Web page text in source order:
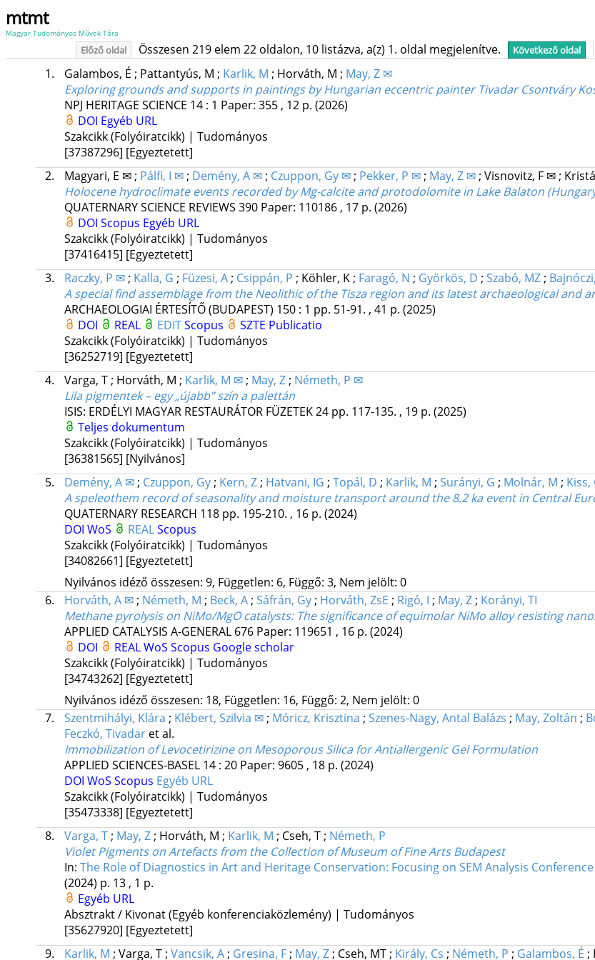
mtmt
Magyar Tudományos Művek Tára
Előző oldal Összesen 219 elem 22 oldalon, 10 listázva, a(z) 1. oldal megjelenítve. Következő oldal
1. Galambos, É ; Pattantyús, M ; Karlik, M ; Horváth, M ; May, Z ✉
Exploring grounds and supports in paintings by Hungarian eccentric painter Tivadar Csontváry
NPJ HERITAGE SCIENCE 14: 1 Paper: 355 , 12 p. (2026)
DOI Egyéb URL
Szakcikk (Folyóiratcikk) | Tudományos
[37387296] [Egyeztetett]
2.
Magyari, E ✉; Pálfi, I ✉; Demény, A ✉; Czuppon, Gy ✉; Pekker, P ✉; May, Z ✉; Visnovitz, F ✉;
Holocene hydroclimate events recorded by Mg-calcite and protodolomite in Lake Balaton
QUATERNARY SCIENCE REVIEWS 390 Paper: 110186 , 17 p. (2026)
DOI Scopus Egyéb URL
Szakcikk (Folyóiratcikk) | Tudományos
[37416415] [Egyeztetett]
3.
Raczky, P ✉; Kalla, G ; Füzesi, A; Csippán, P ; Köhler, K; Faragó, N ; Györkös, D ; Szabó, MZ;
A special find assemblage from the Neolithic of the Tisza region and its latest archaeological and
ARCHAEOLOGIAI ÉRTESÍTŐ (BUDAPEST) 150: 1 pp. 51-91. , 41 p. (2025)
DOI
REAL EDITScopus
SZTE Publicatio
Szakcikk (Folyóiratcikk) | Tudományos
[36252719] [Egyeztetett]
4.
Varga, T; Horváth, M ; Karlik, M ✉; May, Z; Németh, P ✉
Lila pigmentek – egy „újabb” szín a palettán
ISIS: ERDÉLYI MAGYAR RESTAURÁTOR FÜZETEK24 pp. 117-135. , 19 p. (2025)
Teljes dokumentum
Szakcikk (Folyóiratcikk) | Tudományos
[36381565] [Nyilvános]
5.
Demény, A ✉; Czuppon, Gy; Kern, Z; Hatvani, IG ; Topál, D ; Karlik, M ; Surányi, G ; Molnár, M ; Kiss,
A speleothem record of seasonality and moisture transport around the 8.2 ka event in Central
QUATERNARY RESEARCH 118 pp. 195-210. , 16 p. (2024)
DOI WoS REALScopus
Szakcikk (Folyóiratcikk) | Tudományos
[34082661] [Egyeztetett]
Nyilvános idéző összesen: 9, Független: 6, Függő: 3, Nem jelölt: 0
6.
Horváth, A ✉; Németh, M ; Beck, A; Sáfrán, Gy; Horváth, ZsE ; Rigó, I ; May, Z; Korányi, TI
Methane pyrolysis on NiMo/MgO catalysts: The significance of equimolar NiMo alloy resisting
APPLIED CATALYSIS A-GENERAL 676 Paper: 119651 , 16 p. (2024)
DOI
REALWoS Scopus Google scholar
Szakcikk (Folyóiratcikk) | Tudományos
[34743262] [Egyeztetett]
Nyilvános idéző összesen: 18, Független: 16, Függő: 2, Nem jelölt: 0
7.
Szentmihályi, Klára ; Klébert, Szilvia ✉; Móricz, Krisztina ; Szenes-Nagy, Antal Balázs ; May, Zoltán ;
Feczkó, Tivadar et al.
Immobilization of Levocetirizine on Mesoporous Silica for Antiallergenic Gel Formulation
APPLIED SCIENCES-BASEL 14: 20 Paper: 9605 , 18 p. (2024)
DOI WoS Scopus Egyéb URL
Szakcikk (Folyóiratcikk) | Tudományos
[35473338] [Egyeztetett]
8.
Varga, T; May, Z; Horváth, M ; Karlik, M ; Cseh, T; Németh, P
Violet Pigments on Artefacts from the Collection of Museum of Fine Arts Budapest
In: The Role of Diagnostics in Art and Heritage Conservation: Focusing on SEM Analysis
(2024) p. 13 , 1 p.
Egyéb URL
Absztrakt / Kivonat (Egyéb konferenciaközlemény) | Tudományos
[35627920] [Egyeztetett]
9.
Karlik, M ; Varga, T; Vancsik, A; Gresina, F; May, Z; Cseh, MT; Király, Cs ; Németh, P ; Galambos, É ;